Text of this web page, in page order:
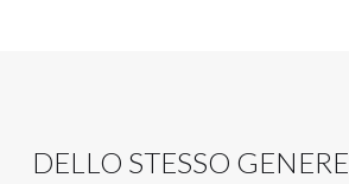
DELLO STESSO GENERE